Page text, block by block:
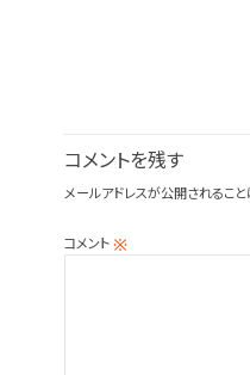
コメントを残す
メールアドレスが公開されること
コメント※